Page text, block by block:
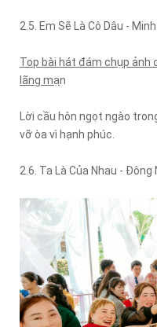
2.5. Em Sẽ Là Cô Dâu -
Top bài hát đám chụp ảnh
lãng mạn
Lời cầu hôn ngọt ngào
vỡ òa vì hạnh phúc.
2.6. Ta Là Của Nhau - Đông